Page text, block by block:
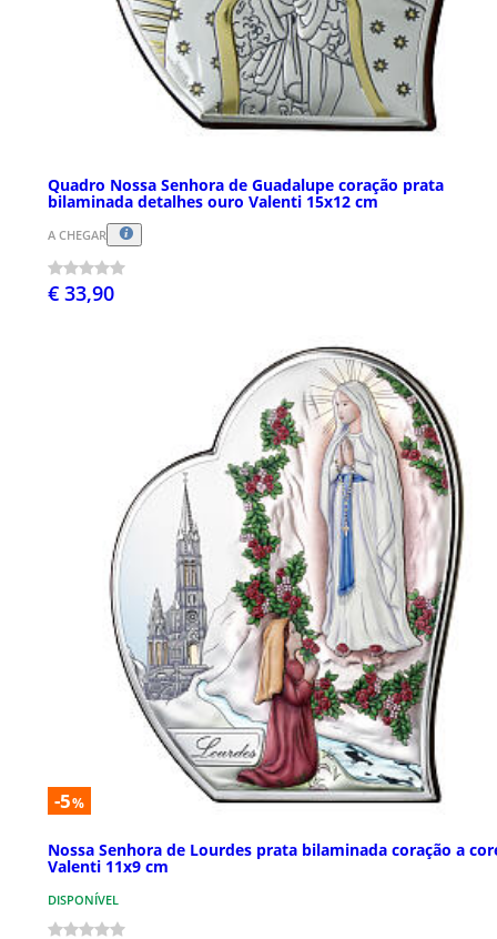
Quadro Nossa Senhora de Guadalupe coração prata
bilaminada detalhes ouro Valenti 15x12 cm
A CHEGAR
€ 33,90
-5%
Nossa Senhora de Lourdes prata bilaminada coração a
Valenti 11x9 cm
DISPONÍVEL